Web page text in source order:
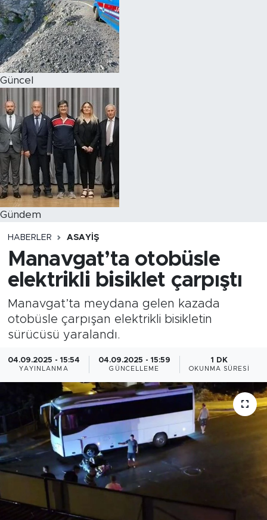
Güncel
Gündem
HABERLER ASAYIŞ
Manavgat’ta otobüsle
elektrikli bisiklet çarpıştı
Manavgat’ta meydana gelen kazada
otobüsle çarpışan elektrikli bisikletin
sürücüsü yaralandı.
04.09.2025 - 15:54
YAYINLANMA
04.09.2025 - 15:59
GÜNCELLEME
1 DK
OKUNMA SÜRESI
Magazin
Özel Haber
Politika
Resmi İlanlar
Sağlık
Spor
Turizm